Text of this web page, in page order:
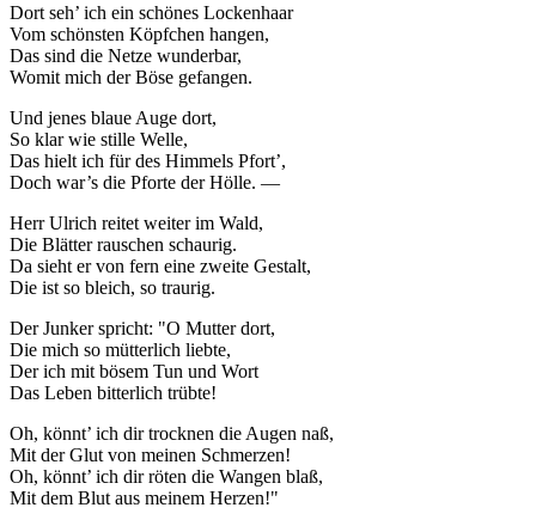
Dort seh’ ich ein schönes Lockenhaar
Vom schönsten Köpfchen hangen,
Das sind die Netze wunderbar,
Womit mich der Böse gefangen.
Und jenes blaue Auge dort,
So klar wie stille Welle,
Das hielt ich für des Himmels Pfort’,
Doch war’s die Pforte der Hölle. —
Herr Ulrich reitet weiter im Wald,
Die Blätter rauschen schaurig.
Da sieht er von fern eine zweite Gestalt,
Die ist so bleich, so traurig.
Der Junker spricht: "O Mutter dort,
Die mich so mütterlich liebte,
Der ich mit bösem Tun und Wort
Das Leben bitterlich trübte!
Oh, könnt’ ich dir trocknen die Augen naß,
Mit der Glut von meinen Schmerzen!
Oh, könnt’ ich dir röten die Wangen blaß,
Mit dem Blut aus meinem Herzen!"